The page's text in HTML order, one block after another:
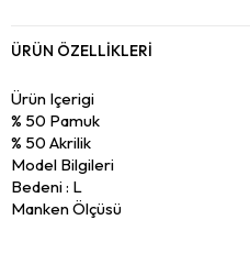
ÜRÜN ÖZELLIKLERI
Ürün Içerigi
% 50 Pamuk
% 50 Akrilik
Model Bilgileri
Bedeni : L
Manken Ölçüsü